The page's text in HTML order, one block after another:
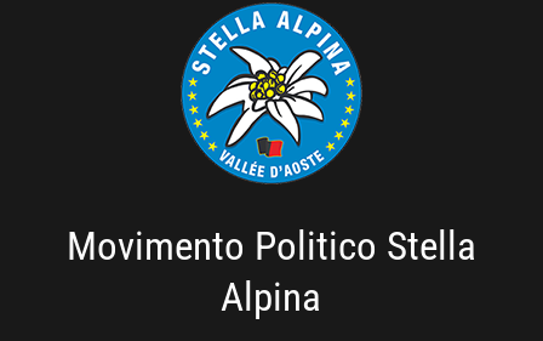
Movimento Politico Stella
Alpina